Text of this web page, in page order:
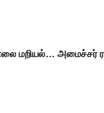
மறியல்… அமைச்சர்